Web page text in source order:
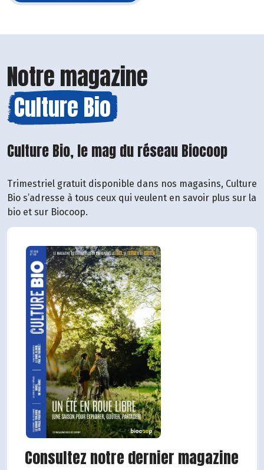
Notre magazine
Culture Bio
Culture Bio, le mag du réseau Biocoop
Trimestriel gratuit disponible dans nos magasins, Culture
Bio s’adresse à tous ceux qui veulent en savoir plus sur la
bio et sur Biocoop.
Consultez notre dernier magazine